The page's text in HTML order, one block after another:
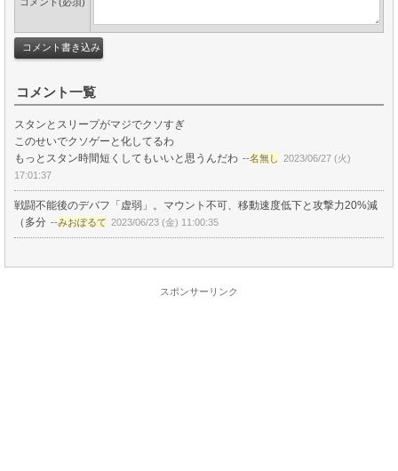
コメント一覧
スタンとスリープがマジでクソすぎ
このせいでクソゲーと化してるわ
もっとスタン時間短くしてもいいと思うんだわ --名無し 2023/06/27 (火)
17:01:37
戦闘不能後のデバフ「虚弱」。マウント不可、移動速度低下と攻撃力20%減
（多分 --みおぽるて 2023/06/23 (金) 11:00:35
スポンサーリンク